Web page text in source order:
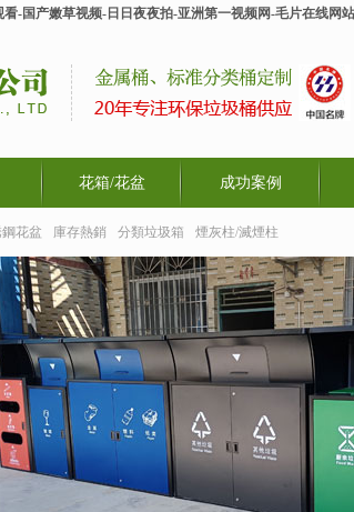
-国产嫩草视频-日日夜夜拍-亚洲第一视频网-毛片在线
花箱/花盆 成功案例
花盆 庫存熱銷 分類垃圾箱 煙灰柱/滅煙柱